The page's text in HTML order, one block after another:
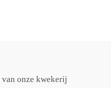
van onze kwekerij